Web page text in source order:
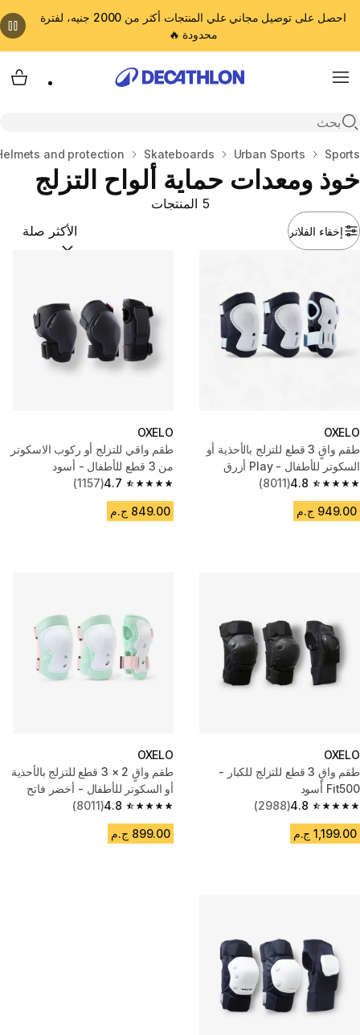
احصل على توصيل مجاني علي المنتجات أكثر من 2000 جنيه، لفترة
محدودة 🔥
Menu
Open search
المنزل
Sports
Urban Sports
Skateboards
and protection
خوذ ومعدات حماية ألواح التزلج
إخفاء الفلاتر
5 المنتجات
ترتيب حسب:
OXELO
طقم واقٍ 3 قطع للتزلج بالأحذية أو
السكوتر للأطفال - Play أزرق
4.8
4.8 out of 5 stars from 8011 reviews
(8011)
949.00 ج.م
OXELO
طقم واقي للتزلج أو ركوب الاسكوتر
من 3 قطع للأطفال - أسود
4.7
4.7 out of 5 stars from 1157 reviews
(1157)
849.00 ج.م
OXELO
طقم واقٍ 3 قطع للتزلج للكبار -
Fit500 أسود
4.8
4.8 out of 5 stars from 2988 reviews
(2988)
1,199.00 ج.م
OXELO
طقم واقٍ 2 × 3 قطع للتزلج بالأحذية
أو السكوتر للأطفال - أخضر فاتح
4.8
4.8 out of 5 stars from 8011 reviews
(8011)
899.00 ج.م